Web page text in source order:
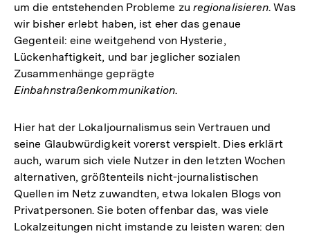
um die entstehenden Probleme zu regionalisieren. Was
wir bisher erlebt haben, ist eher das genaue
Gegenteil: eine weitgehend von Hysterie,
Lückenhaftigkeit, und bar jeglicher sozialen
Zusammenhänge geprägte
Einbahnstraßenkommunikation.
Hier hat der Lokaljournalismus sein Vertrauen und
seine Glaubwürdigkeit vorerst verspielt. Dies erklärt
auch, warum sich viele Nutzer in den letzten Wochen
alternativen, größtenteils nicht-journalistischen
Quellen im Netz zuwandten, etwa lokalen Blogs von
Privatpersonen. Sie boten offenbar das, was viele
Lokalzeitungen nicht imstande zu leisten waren: den